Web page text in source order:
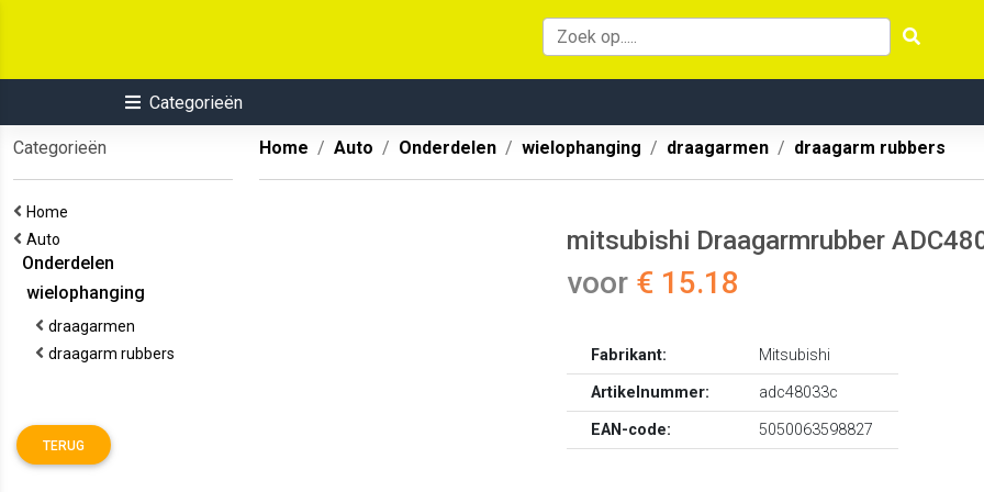
Categorieën
Categorieën
Home
Auto
Onderdelen
wielophanging
draagarmen
draagarm rubbers
TERUG
Home Auto Onderdelen wielophanging draagarmen draagarm rubbers
mitsubishi Draagarmrubber
voor € 15.18
Fabrikant:
Mitsubishi
Artikelnummer:
adc48033c
EAN-code:
5050063598827